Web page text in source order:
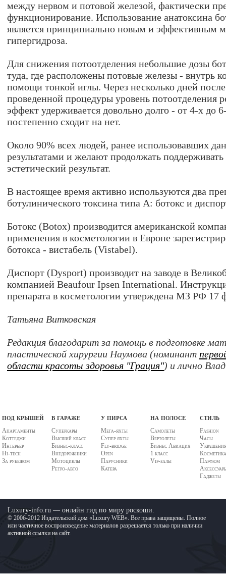
между нервом и потовой железой, фактически
функционирование. Использование анатоксина
является принципиально новым и эффективным
гипергидроза.
Для снижения потоотделения небольшие дозы
туда, где расположены потовые железы - внутрь
помощи тонкой иглы. Через несколько дней
проведенной процедуры уровень потоотделения
эффект удерживается довольно долго - от 4-х до
постепенно сходит на нет.
Около 90% всех людей, ранее использовавших
результатами и желают продолжать
эстетический результат.
В настоящее время активно используются два
ботулинического токсина типа А: ботокс и
Ботокс (Botox) производится американской
применения в косметологии в Европе
ботокса - вистабель (Vistabel).
Диспорт (Dysport) производит на заводе в
компанией Beaufour Ipsen International.
препарата в косметологии утверждена МЗ РФ 17
Татьяна Витковская
Редакция благодарит за помощь в подготовке
пластической хирургии Наумова (номинант
области красоты здоровья "Грация") и лично
под крышей
Апартаменты
Коттеджи
Интерьер
Hi-tech
За рубежом
в гараже
Суперкары
Высший класс
Бизнес-класс
Внедорожники
Мотоциклы
Ретро-авто
у пирса
Мега-яхты
Супер яхты
Fly-bridge
Open
Парусники
Катера
на полосе
Самолеты
Вертолеты
Бизнес Авиация
1 класс
Vip-залы
стиль
Fashion
Часы
Парфюм
Гаджеты
Luxury-info.ru — онлайн гид по миру роскоши.
© 2006-2012 Издательский дом «Luxury WEB». Все права защищены. Полное
или частичное воспроизведение материалов разрешается только при наличии
активной ссылки на сайт.